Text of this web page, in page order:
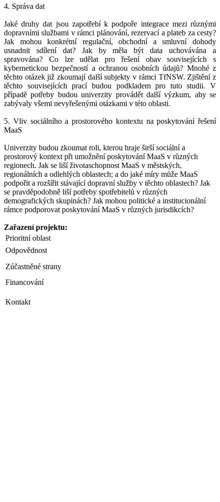
4. Správa dat
Jaké druhy dat jsou zapotřebí k podpoře integrace mezi různými
dopravními službami v rámci plánování, rezervací a plateb za cesty?
Jak mohou konkrétní regulační, obchodní a smluvní dohody
usnadnit sdílení dat? Jak by měla být data uchovávána a
spravována? Co lze udělat pro řešení obav souvisejících s
kybernetickou bezpečností a ochranou osobních údajů? Mnohé z
těchto otázek již zkoumají další subjekty v rámci TfNSW. Zjištění z
těchto souvisejících prací budou podkladem pro tuto studii. V
případě potřeby budou univerzity provádět další výzkum, aby se
zabývaly všemi nevyřešenými otázkami v této oblasti.
5. Vliv sociálního a prostorového kontextu na poskytování řešení
MaaS
Univerzity budou zkoumat roli, kterou hraje širší sociální a
prostorový kontext při umožnění poskytování MaaS v různých
regionech. Jak se liší životaschopnost MaaS v městských,
regionálních a odlehlých oblastech; a do jaké míry může MaaS
podpořit a rozšířit stávající dopravní služby v těchto oblastech? Jak
se pravděpodobně liší potřeby spotřebitelů v různých
demografických skupinách? Jak mohou politické a institucionální
rámce podporovat poskytování MaaS v různých jurisdikcích?
Zařazení projektu:
Prioritní oblast
Odpovědnost
Zúčastněné strany
Financování
Kontakt